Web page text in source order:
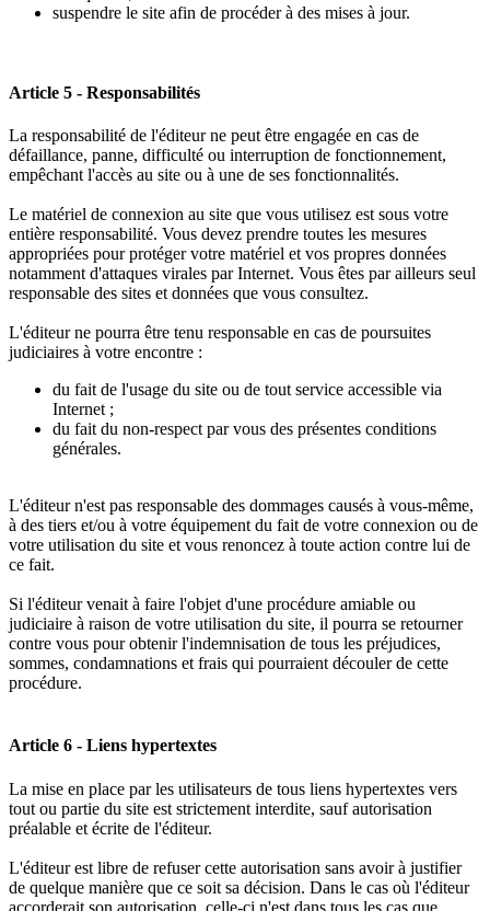
suspendre le site afin de procéder à des mises à jour.
Article 5 - Responsabilités
La responsabilité de l'éditeur ne peut être engagée en cas de
défaillance, panne, difficulté ou interruption de fonctionnement,
empêchant l'accès au site ou à une de ses fonctionnalités.
Le matériel de connexion au site que vous utilisez est sous votre
entière responsabilité. Vous devez prendre toutes les mesures
appropriées pour protéger votre matériel et vos propres données
notamment d'attaques virales par Internet. Vous êtes par ailleurs seul
responsable des sites et données que vous consultez.
L'éditeur ne pourra être tenu responsable en cas de poursuites
judiciaires à votre encontre :
du fait de l'usage du site ou de tout service accessible via
Internet ;
du fait du non-respect par vous des présentes conditions
générales.
L'éditeur n'est pas responsable des dommages causés à vous-même,
à des tiers et/ou à votre équipement du fait de votre connexion ou de
votre utilisation du site et vous renoncez à toute action contre lui de
ce fait.
Si l'éditeur venait à faire l'objet d'une procédure amiable ou
judiciaire à raison de votre utilisation du site, il pourra se retourner
contre vous pour obtenir l'indemnisation de tous les préjudices,
sommes, condamnations et frais qui pourraient découler de cette
procédure.
Article 6 - Liens hypertextes
La mise en place par les utilisateurs de tous liens hypertextes vers
tout ou partie du site est strictement interdite, sauf autorisation
préalable et écrite de l'éditeur.
L'éditeur est libre de refuser cette autorisation sans avoir à justifier
de quelque manière que ce soit sa décision. Dans le cas où l'éditeur
accorderait son autorisation, celle-ci n'est dans tous les cas que